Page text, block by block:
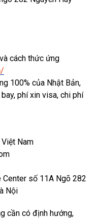
cách thức ứng
100% của Nhật Bản,
phí xin visa, chi phí
Nam
Center số 11A Ngõ 282
Nội
cần có định hướng,